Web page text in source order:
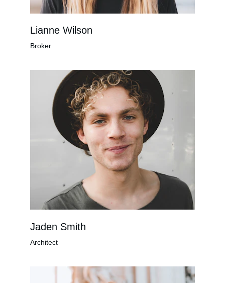
Lianne Wilson
Broker
Jaden Smith
Architect